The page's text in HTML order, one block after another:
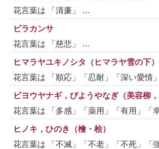
花言葉は 「清廉」 …
ピラカンサ
花言葉は 「慈悲」 …
ヒマラヤユキノシタ（ヒマラヤ雪の下）
花言葉は 「順応」「忍耐」「深い愛情
ビヨウヤナギ，びようやなぎ（美容柳，
花言葉は 「多感」「薬用」「有用」「
ヒノキ，ひのき（檜・桧）
花言葉は 「不滅」「不老」「不死」「